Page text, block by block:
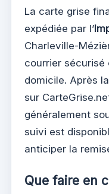
La carte grise
expédiée par l’
Charleville-
courrier
domicile. Après
sur
généralement
suivi est
anticiper la
Que faire en